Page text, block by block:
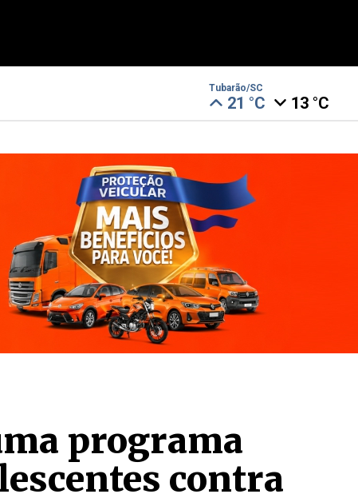
Tubarão/SC
21 °C 13 °C
programa
contra